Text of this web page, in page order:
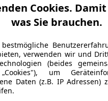
Cookies.
was Sie brauchen.
verwenden wir und
(beides
um
Daten (z.B. IP Adressen)